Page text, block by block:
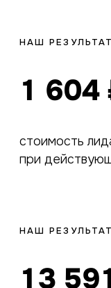
НАШ РЕЗУЛЬТАТ
1 604
стоимость
при
НАШ РЕЗУЛЬТАТ
13